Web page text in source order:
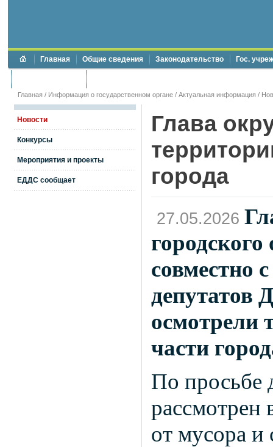
Главная Общие сведения Законодательство Гос.
Главная / Информация о государственном органе / Актуальная информация /
Новости
Конкурсы
Мероприятия и проекты
ЕДДС сообщает
Глава
города
27.05.2026
совместно
депутатов
осмотрели
части
По просьбе
рассмотрен
от мусора и